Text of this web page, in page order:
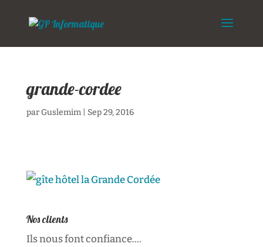
grande-cordee
parGuslemim| Sep 29, 2016
Nos clients
Ils nous font confiance....